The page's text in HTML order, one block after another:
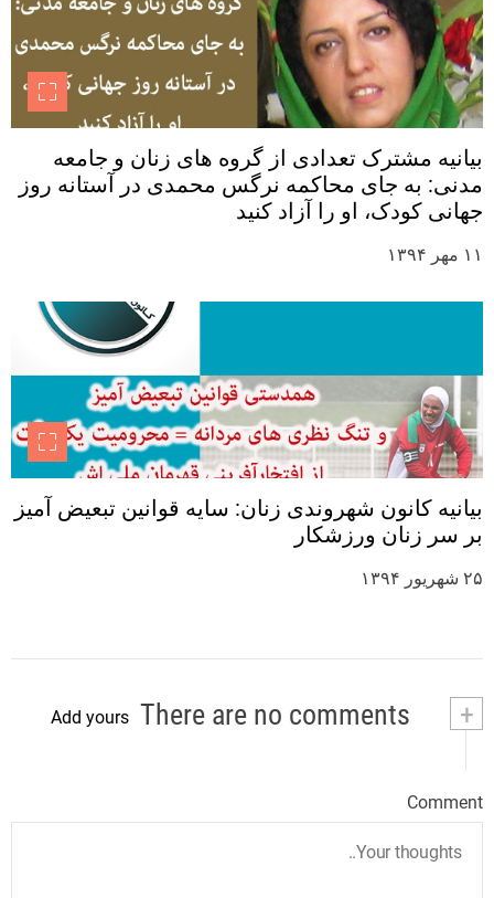
بیانیه مشترک تعدادی از گروه های زنان و جامعه
مدنی: به جای محاکمه نرگس محمدی در آستانه روز
جهانی کودک، او را آزاد کنید
۱۱ مهر ۱۳۹۴
بیانیه کانون شهروندی زنان: سایه قوانین تبعیض آمیز
بر سر زنان ورزشکار
۲۵ شهریور ۱۳۹۴
+
Add yours
Comment